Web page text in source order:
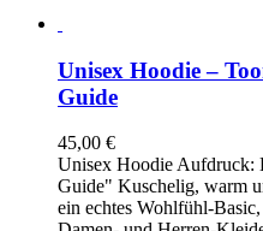
Unisex Hoodie –
Guide
45,00 €
Unisex Hoodie Aufdruck:
Guide" Kuschelig, warm
ein echtes Wohlfühl-